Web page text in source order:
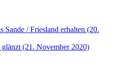
/ Friesland erhalten (20.
(21. November 2020)